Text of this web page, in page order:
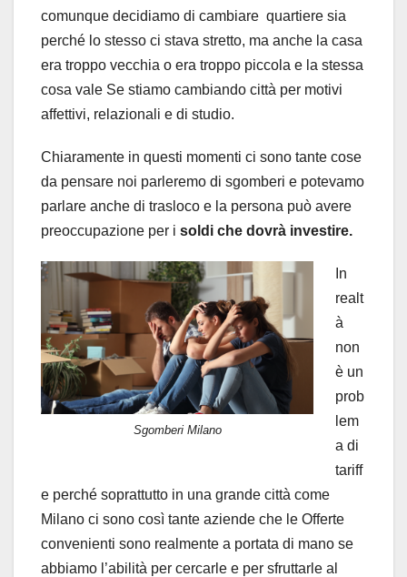
comunque decidiamo di cambiare quartiere sia
perché lo stesso ci stava stretto, ma anche la casa
era troppo vecchia o era troppo piccola e la stessa
cosa vale Se stiamo cambiando città per motivi
affettivi, relazionali e di studio.
Chiaramente in questi momenti ci sono tante cose
da pensare noi parleremo di sgomberi e potevamo
parlare anche di trasloco e la persona può avere
preoccupazione per i soldi che dovrà investire.
Sgomberi Milano
In
realt
à
non
è un
prob
lem
a di
tariff
e perché soprattutto in una grande città come
Milano ci sono così tante aziende che le Offerte
convenienti sono realmente a portata di mano se
abbiamo l’abilità per cercarle e per sfruttarle al